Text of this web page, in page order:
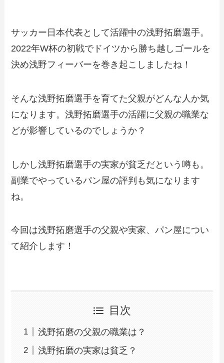
サッカー日本代表として活躍中の浅野拓磨選手。
2022年W杯の初戦でドイツから勝ち越しゴールを
決め浅野フィーバーを巻き起こしましたね！
そんな浅野拓磨選手を育てた父親がどんな人か気
になります。浅野拓磨選手の活躍に父親の職業な
どが影響しているのでしょうか？
しかし浅野拓磨選手の実家が貧乏だという噂も。
副業でやっているパン屋の評判も気になります
ね。
今回は浅野拓磨選手の父親や実家、パン屋につい
て紹介します！
目次
浅野拓磨の父親の職業は？
浅野拓磨の実家は貧乏？